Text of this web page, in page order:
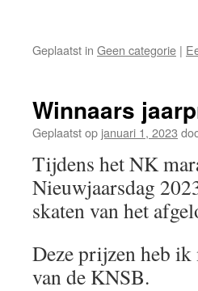
Geplaatst in Geen categorie |
Winnaars
Geplaatst op januari 1, 2023
Tijdens het NK
Nieuwjaarsdag
skaten van het
Deze prijzen heb
van de KNSB.